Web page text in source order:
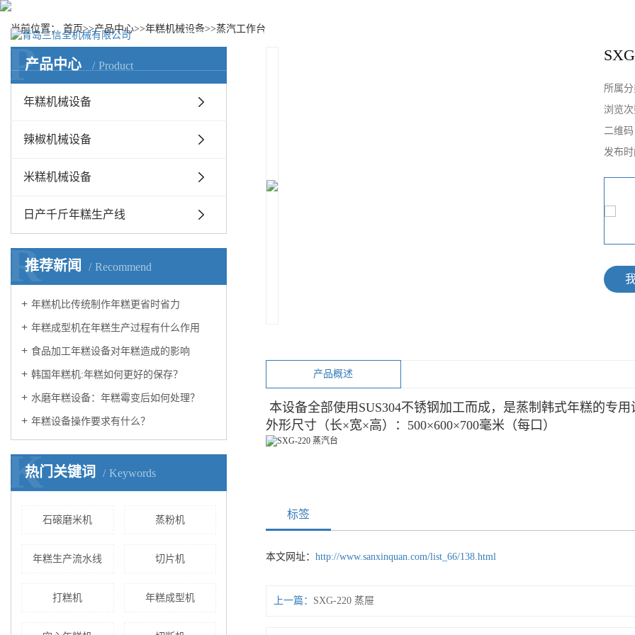
首页 关于我们
当前位置： 首页>>产品中心>>年糕机械设备>>蒸汽工作台
产品中心 Product
P
年糕机械设备
辣椒机械设备
米糕机械设备
日产千斤年糕生产线
推荐新闻 Recommend
R
年糕机比传统制作年糕更省时省力
年糕成型机在年糕生产过程有什么作用
食品加工年糕设备对年糕造成的影响
韩国年糕机:年糕如何更好的保存？
水磨年糕设备：年糕霉变后如何处理？
年糕设备操作要求有什么？
热门关键词 Keywords
K
石磙磨米机 蒸粉机
年糕生产流水线 切片机
打糕机 年糕成型机
所属
浏览
二维
发布
产品概述
本设备全部使用SUS304不锈钢加工而成，是蒸制韩式年糕的专用
外形尺寸（长×宽×高）：500×600×700毫米（每口）
标签
本文网址： http://www.sanxinquan.com/list_66/138.html
上一篇： SXG-220 蒸屉